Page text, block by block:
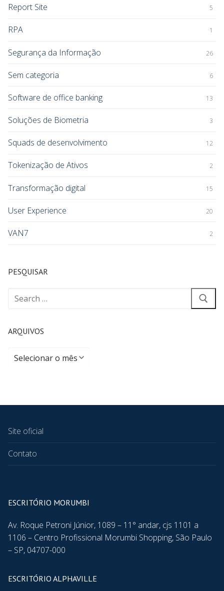
Report Site 5
RPA 1
Segurança da Informação 26
Sem categoria 6
Software de office banking 13
Soluções de Biometria 3
Squads de desenvolvimento 12
Tokenização de Ativos 2
Transformação digital 15
User Experience 20
VAN7 2
PESQUISAR
ARQUIVOS
Site oficial
Contato
ESCRITÓRIO MORUMBI
Av. Roque Petroni Júnior, 1089 – 11° andar, cjs 1101 a
1106 – Centro Profissional Morumbi Shopping, São Paulo
– SP, 04707-000
ESCRITÓRIO ALPHAVILLE